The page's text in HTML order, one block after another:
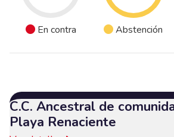
En contra Abstención
C.C. Ancestral de
Playa Renaciente